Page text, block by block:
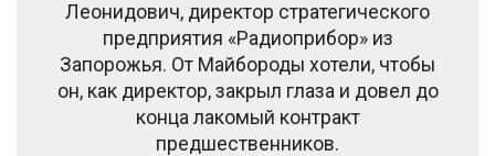
Леонидович, директор стратегического
предприятия «Радиоприбор» из
Запорожья. От Майбороды хотели, чтобы
он, как директор, закрыл глаза и довел до
конца лакомый контракт
предшественников.